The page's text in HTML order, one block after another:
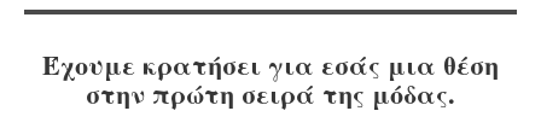
Έχουμε κρατήσει για εσάς μια θέση
στην πρώτη σειρά της μόδας.